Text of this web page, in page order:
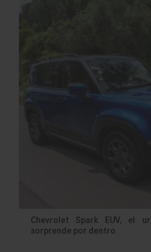
Chevrolet Spark EUV, el
sorprende por dentro